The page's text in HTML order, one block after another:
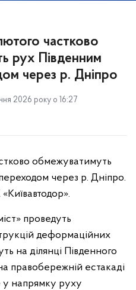
частково
рух Південним
через р. Дніпро
2026 року о 16:27
обмежуватимуть
через р. Дніпро.
проведуть
деформаційних
на ділянці Південного
правобережній естакаді
у напрямку руху